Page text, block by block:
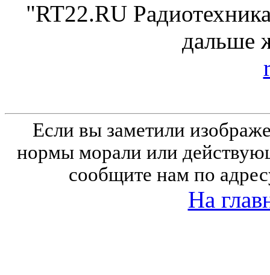
"RT22.RU
дальше
Если вы заметили
нормы морали или
сообщите нам по
На